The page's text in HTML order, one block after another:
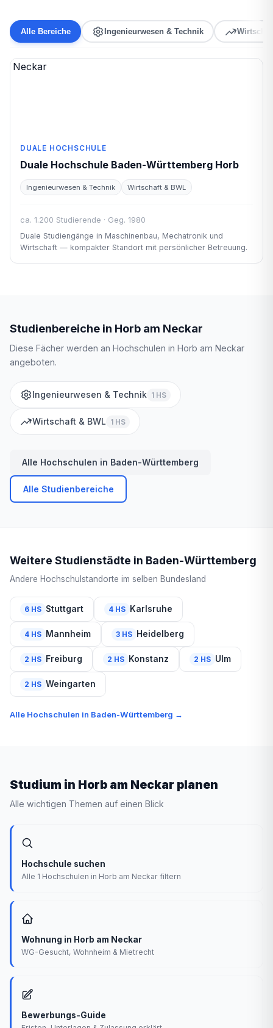
Alle Bereiche Ingenieurwesen & Technik
DUALE HOCHSCHULE
Duale Hochschule Baden-Württemberg Horb
Ingenieurwesen & Technik Wirtschaft & BWL
ca. 1.200 Studierende · Geg. 1980
Duale Studiengänge in Maschinenbau, Mechatronik und
Wirtschaft — kompakter Standort mit persönlicher Betreuung.
Studienbereiche in Horb am Neckar
Diese Fächer werden an Hochschulen in Horb am Neckar
angeboten.
Ingenieurwesen & Technik 1 HS
Wirtschaft & BWL 1 HS
Alle Hochschulen in Baden-Württemberg
Alle Studienbereiche
Weitere Studienstädte in Baden-Württemberg
Andere Hochschulstandorte im selben Bundesland
6 HS Stuttgart 4 HS Karlsruhe
4 HS Mannheim 3 HS Heidelberg
2 HS Freiburg 2 HS Konstanz 2 HS Ulm
2 HS Weingarten
Alle Hochschulen in Baden-Württemberg →
Studium in Horb am Neckar planen
Alle wichtigen Themen auf einen Blick
Hochschule suchen
Alle 1 Hochschulen in Horb am Neckar filtern
Wohnung in Horb am Neckar
WG-Gesucht, Wohnheim & Mietrecht
Bewerbungs-Guide